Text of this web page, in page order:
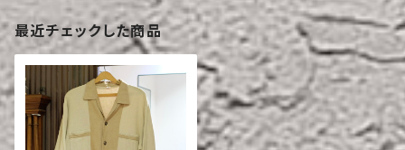
最近チェックした商品